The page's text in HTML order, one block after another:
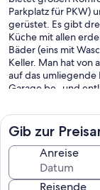
Parkplatz für PKW)
gerüstet. Es gibt
Küche mit allen
Bäder (eins mit
Keller. Man hat von
auf das umliegende
Garage be- und
Kind bei
Skifahren, Langlauf,
und vieles andere
sich mehrere
Schneeräumung,
Im Sommer sind
Gib zur
Anreise
Reisende